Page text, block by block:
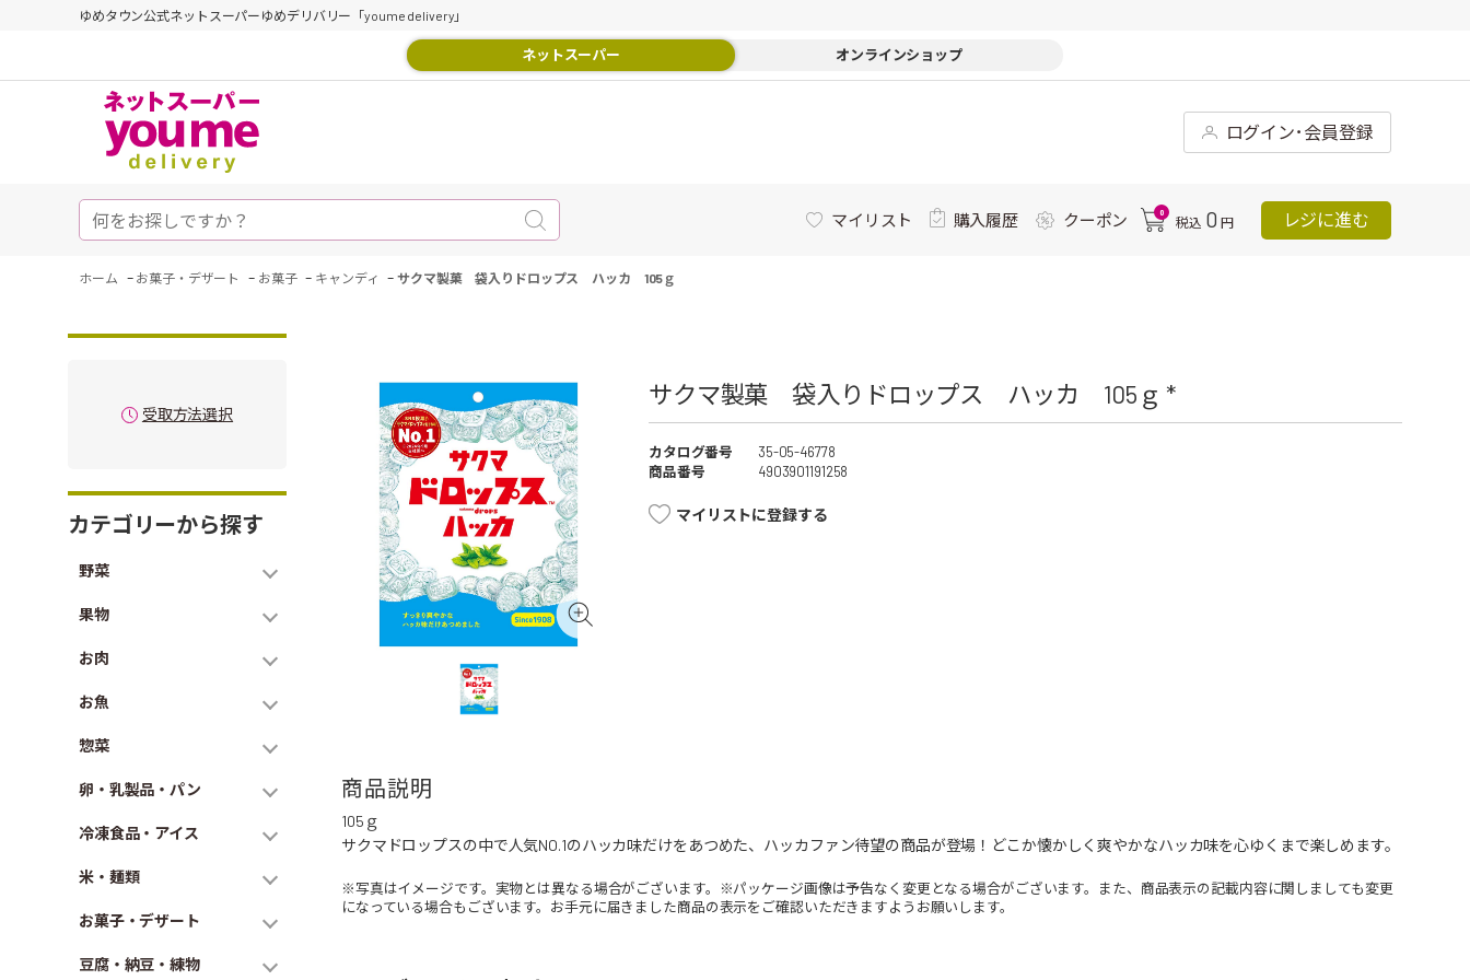
ゆめタウン公式ネットスーパーゆめデリバリー「youme delivery」
ネットスーパー オンラインショップ
ログイン･会員登録
マイリスト 購入履歴 クーポン 0
税込 0 円 レジに進む
ホーム - お菓子・デザート - お菓子 - キャンディ -サクマ製菓 袋入りドロップス ハッカ 105ｇ
受取方法選択
カテゴリーから探す
野菜
果物
お肉
お魚
惣菜
卵・乳製品・パン
冷凍食品・アイス
米・麺類
お菓子・デザート
豆腐・納豆・練物
サクマ製菓 袋入りドロップス ハッカ 105ｇ *
カタログ番号
35-05-46778
商品番号
4903901191258
マイリストに登録する
商品説明
105ｇ
サクマドロップスの中で人気NO.1のハッカ味だけをあつめた、ハッカファン待望の商品が登場！どこか懐かしく爽やかなハッカ味を心ゆくまで楽しめます。
※写真はイメージです。実物とは異なる場合がございます。※パッケージ画像は予告なく変更となる場合がございます。また、商品表示の記載内容に関しましても変更
になっている場合もございます。お手元に届きました商品の表示をご確認いただきますようお願いします。